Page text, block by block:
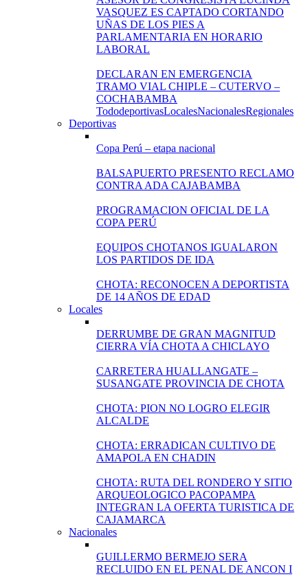
VASQUEZ ES CAPTADO CORTANDO
UÑAS DE LOS PIES A
PARLAMENTARIA EN HORARIO
LABORAL
DECLARAN EN EMERGENCIA
TRAMO VIAL CHIPLE – CUTERVO –
COCHABAMBA
TododeportivasLocalesNacionalesRegionales
Deportivas
Copa Perú – etapa nacional
BALSAPUERTO PRESENTO RECLAMO
CONTRA ADA CAJABAMBA
PROGRAMACION OFICIAL DE LA
COPA PERÚ
EQUIPOS CHOTANOS IGUALARON
LOS PARTIDOS DE IDA
CHOTA: RECONOCEN A DEPORTISTA
DE 14 AÑOS DE EDAD
Locales
DERRUMBE DE GRAN MAGNITUD
CIERRA VÍA CHOTA A CHICLAYO
CARRETERA HUALLANGATE –
SUSANGATE PROVINCIA DE CHOTA
CHOTA: PION NO LOGRO ELEGIR
ALCALDE
CHOTA: ERRADICAN CULTIVO DE
AMAPOLA EN CHADIN
CHOTA: RUTA DEL RONDERO Y SITIO
ARQUEOLOGICO PACOPAMPA
INTEGRAN LA OFERTA TURISTICA DE
CAJAMARCA
Nacionales
GUILLERMO BERMEJO SERA
RECLUIDO EN EL PENAL DE ANCON I